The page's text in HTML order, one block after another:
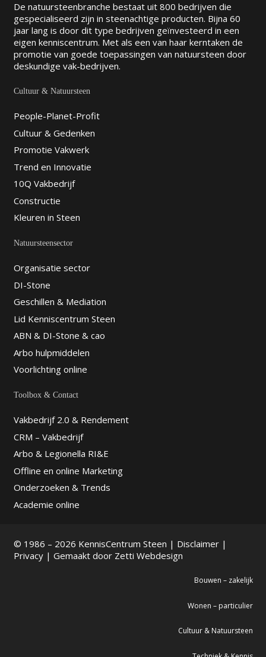
De natuursteenbranche bestaat uit 800 bedrijven die
gespecialiseerd zijn in steenachtige producten. Bijna 60
jaar lang is door dit type bedrijven geïnvesteerd in een
eigen kenniscentrum. Met als een van haar kerntaken de
promotie van goede toepassingen van natuursteen door
deskundige vak-bedrijven.
Cultuur & Natuursteen
People-Planet-Profit
Cultuur & Gedenken
Promotie Vakwerk
Trend en Innovatie
10Q Vakbedrijf
Constructie
Kleuren in Steen
Natuursteensector
Organisatie sector
DI-Stone
Geschillen & Mediation
Lid Kenniscentrum Steen
ABN & DI-Stone & cao
Arbo hulpmiddelen
Voorlichting online
Toolbox & Contact
Vakbedrijf 2.0 & Rendement
CRM – Vakbedrijf
Arbo & Legionella RI&E
Offline en online Marketing
Onderzoeken & Trends
Academie online
© 1986 – 2026 KennisCentrum Steen | Disclaimer|
Privacy| Gemaakt door Zetti Webdesign
Bouwen – zakelijk
Wonen – particulier
Cultuur & Natuursteen